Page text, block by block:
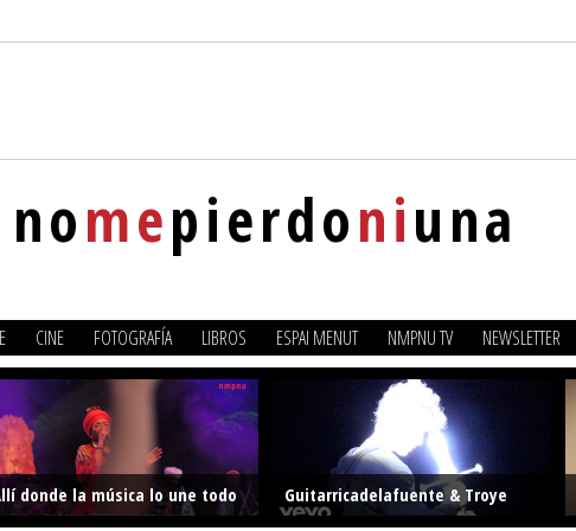
nomepierdoniuna
CINE FOTOGRAFÍA LIBROS ESPAI MENUT NMPNU TV NEWSLETTER
donde la música lo une todo
Guitarricadelafuente & Troye